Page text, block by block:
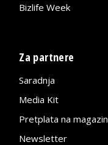
Bizlife Week
Za partnere
Saradnja
Media Kit
Pretplata na magazin
Newsletter